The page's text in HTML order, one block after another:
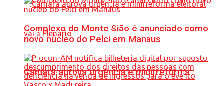
Câmara aprova urgência e minirreforma
Complexo do Monte Sião é anunciado como
novo núcleo do Pelci em Manaus